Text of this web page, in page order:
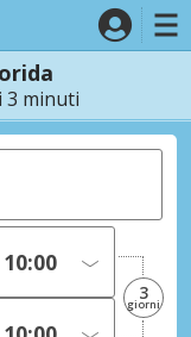
3 minuti
3
giorni